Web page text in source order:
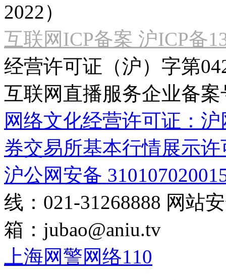
2022）
互联网ICP备案 沪ICP备
经营许可证（沪）字第
互联网直播服务企业备案
网络文化经营许可证：
券交易所基本行情展示许
沪公网安备
线：021-31268888 网站
箱： jubao@aniu.tv
上海网警网络110